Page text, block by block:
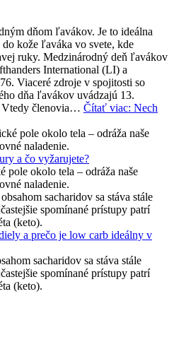
dňom ľavákov. Je to ideálna
kože ľaváka vo svete, kde
ruky. Medzinárodný deň ľavákov
International (LI) a
Viaceré zdroje v spojitosti so
dňa ľavákov uvádzajú 13.
Vtedy členovia… Čítať viac: Nech
a čo vyžarujete?
pole okolo tela – odráža naše
naladenie.
a prečo je low carb ideálny v
sacharidov sa stáva stále
spomínané prístupy patrí
(keto).